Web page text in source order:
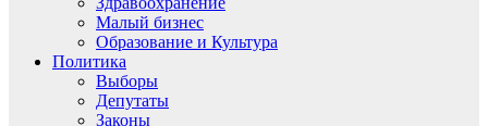
Малый бизнес
Образование и Культура
Политика
Выборы
Депутаты
Законы